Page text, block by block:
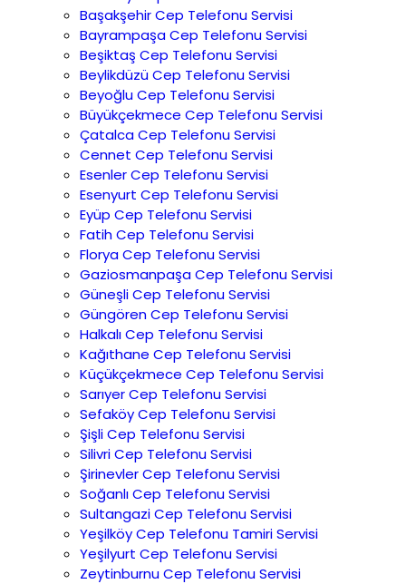
Başakşehir Cep Telefonu Servisi
Bayrampaşa Cep Telefonu Servisi
Beşiktaş Cep Telefonu Servisi
Beylikdüzü Cep Telefonu Servisi
Beyoğlu Cep Telefonu Servisi
Büyükçekmece Cep Telefonu Servisi
Çatalca Cep Telefonu Servisi
Cennet Cep Telefonu Servisi
Esenler Cep Telefonu Servisi
Esenyurt Cep Telefonu Servisi
Eyüp Cep Telefonu Servisi
Fatih Cep Telefonu Servisi
Florya Cep Telefonu Servisi
Gaziosmanpaşa Cep Telefonu Servisi
Güneşli Cep Telefonu Servisi
Güngören Cep Telefonu Servisi
Halkalı Cep Telefonu Servisi
Kağıthane Cep Telefonu Servisi
Küçükçekmece Cep Telefonu Servisi
Sarıyer Cep Telefonu Servisi
Sefaköy Cep Telefonu Servisi
Şişli Cep Telefonu Servisi
Silivri Cep Telefonu Servisi
Şirinevler Cep Telefonu Servisi
Soğanlı Cep Telefonu Servisi
Sultangazi Cep Telefonu Servisi
Yeşilköy Cep Telefonu Tamiri Servisi
Yeşilyurt Cep Telefonu Servisi
Zeytinburnu Cep Telefonu Servisi